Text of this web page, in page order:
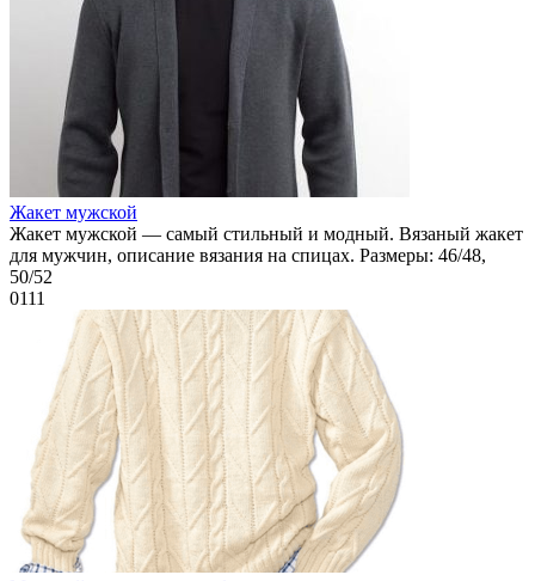
Жакет мужской
Жакет мужской — самый стильный и модный. Вязаный жакет
для мужчин, описание вязания на спицах. Размеры: 46/48,
50/52
0111